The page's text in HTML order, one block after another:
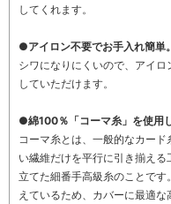
してくれます。
●アイロン不要でお手入れ簡単。
シワになりにくいので、アイ
していただけます。
●綿100％「コーマ糸」を使用
コーマ糸とは、一般的なカー
い繊維だけを平行に引き揃え
立てた細番手高級糸のことで
えているため、カバーに最適な